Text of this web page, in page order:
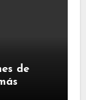
de